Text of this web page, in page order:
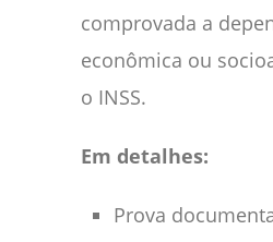
comprovada a
econômica ou
o INSS.
Em detalhes:
Prova